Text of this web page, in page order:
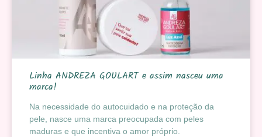
Linha ANDREZA GOULART e assim nasceu uma
marca!
Na necessidade do autocuidado e na proteção da
pele, nasce uma marca preocupada com peles
maduras e que incentiva o amor próprio.